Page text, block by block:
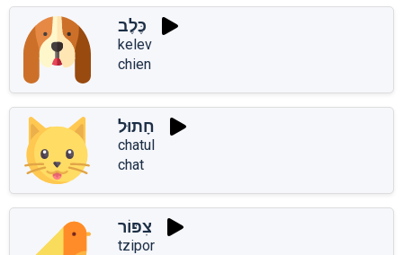
כֶּלֶב
kelev
chien
חָתוּל
chatul
chat
צִפּוֹר
tzipor